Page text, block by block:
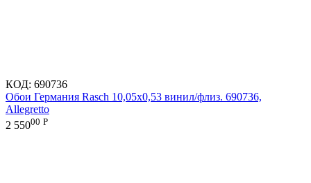
КОД: 690736
Обои Германия Rasch 10,05x0,53 винил/флиз. 690736,
Allegretto
2 55000 Р